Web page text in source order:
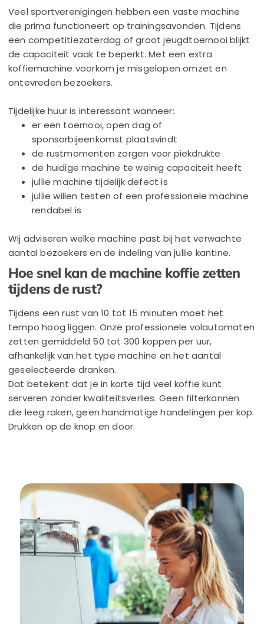
Veel sportverenigingen hebben een vaste machine
die prima functioneert op trainingsavonden. Tijdens
een competitiezaterdag of groot jeugdtoernooi blijkt
de capaciteit vaak te beperkt. Met een extra
koffiemachine voorkom je misgelopen omzet en
ontevreden bezoekers.
Tijdelijke huur is interessant wanneer:
er een toernooi, open dag of
sponsorbijeenkomst plaatsvindt
de rustmomenten zorgen voor piekdrukte
de huidige machine te weinig capaciteit heeft
jullie machine tijdelijk defect is
jullie willen testen of een professionele machine
rendabel is
Wij adviseren welke machine past bij het verwachte
aantal bezoekers en de indeling van jullie kantine.
Hoe snel kan de machine koffie zetten
tijdens de rust?
Tijdens een rust van 10 tot 15 minuten moet het
tempo hoog liggen. Onze professionele volautomaten
zetten gemiddeld 50 tot 300 koppen per uur,
afhankelijk van het type machine en het aantal
geselecteerde dranken.
Dat betekent dat je in korte tijd veel koffie kunt
serveren zonder kwaliteitsverlies. Geen filterkannen
die leeg raken, geen handmatige handelingen per kop.
Drukken op de knop en door.